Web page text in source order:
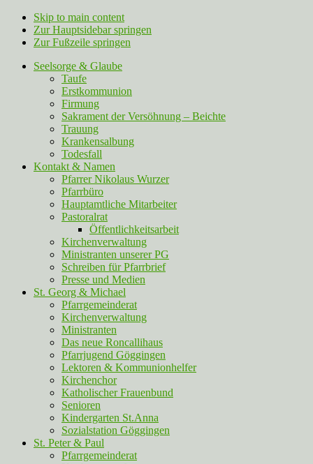
Skip to main content
Zur Hauptsidebar springen
Zur Fußzeile springen
Seelsorge & Glaube
Taufe
Erstkommunion
Firmung
Sakrament der Versöhnung – Beichte
Trauung
Krankensalbung
Todesfall
Kontakt & Namen
Pfarrer Nikolaus Wurzer
Pfarrbüro
Hauptamtliche Mitarbeiter
Pastoralrat
Öffentlichkeitsarbeit
Kirchenverwaltung
Ministranten unserer PG
Schreiben für Pfarrbrief
Presse und Medien
St. Georg & Michael
Pfarrgemeinderat
Kirchenverwaltung
Ministranten
Das neue Roncallihaus
Pfarrjugend Göggingen
Lektoren & Kommunionhelfer
Kirchenchor
Katholischer Frauenbund
Senioren
Kindergarten St.Anna
Sozialstation Göggingen
St. Peter & Paul
Pfarrgemeinderat